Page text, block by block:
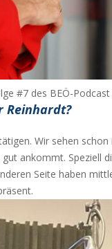
#7 des BEÖ-
Reinhardt?
Wir sehen
ankommt. Speziell
Seite haben